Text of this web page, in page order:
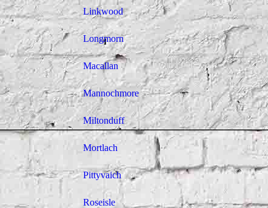
Linkwood
Longmorn
Macallan
Mannochmore
Miltonduff
Mortlach
Pittyvaich
Roseisle